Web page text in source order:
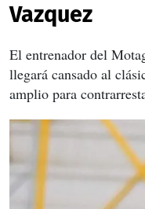
Vazquez
El entrenador del
llegará cansado al
amplio para